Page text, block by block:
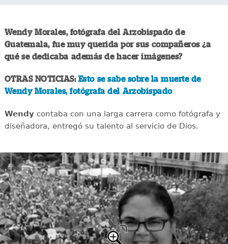
Wendy Morales, fotógrafa del Arzobispado de
Guatemala, fue muy querida por sus compañeros ¿a
qué se dedicaba además de hacer imágenes?
OTRAS NOTICIAS: Esto se sabe sobre la muerte de
Wendy Morales, fotógrafa del Arzobispado
Wendycontaba con una larga carrera como fotógrafa y
diseñadora, entregó su talento al servicio de Dios.